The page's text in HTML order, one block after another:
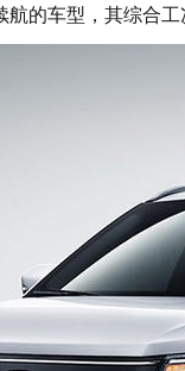
的车型，其综合